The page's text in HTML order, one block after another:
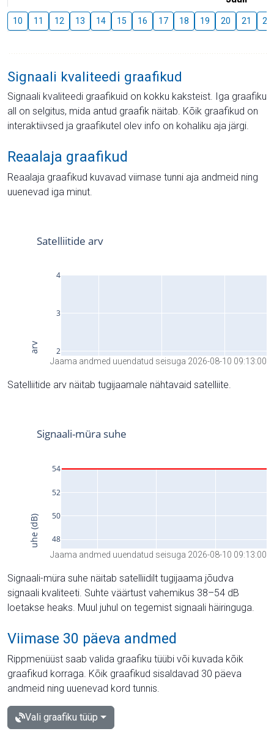
10 11 12 13 14 15 16 17 18 19 20 21 22
Signaali kvaliteedi graafikud
Signaali kvaliteedi graafikuid on kokku kaksteist. Iga graafiku
all on selgitus, mida antud graafik näitab. Kõik graafikud on
interaktiivsed ja graafikutel olev info on kohaliku aja järgi.
Reaalaja graafikud
Reaalaja graafikud kuvavad viimase tunni aja andmeid ning
uuenevad iga minut.
Jaama andmed uuendatud seisuga 2026-08-10 09:13:00
Satelliitide arv näitab tugijaamale nähtavaid satelliite.
Jaama andmed uuendatud seisuga 2026-08-10 09:13:00
Signaali-müra suhe näitab satelliidilt tugijaama jõudva
signaali kvaliteeti. Suhte väärtust vahemikus 38–54 dB
loetakse heaks. Muul juhul on tegemist signaali häiringuga.
Viimase 30 päeva andmed
Rippmenüüst saab valida graafiku tüübi või kuvada kõik
graafikud korraga. Kõik graafikud sisaldavad 30 päeva
andmeid ning uuenevad kord tunnis.
Vali graafiku tüüp